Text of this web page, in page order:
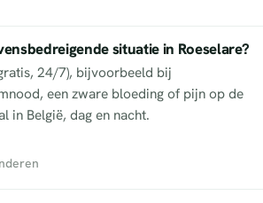
situatie in Roeselare?
24/7), bijvoorbeeld bij
een zware bloeding of pijn op de
in België, dag en nacht.